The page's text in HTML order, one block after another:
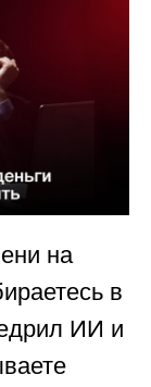
на
в
ИИ и